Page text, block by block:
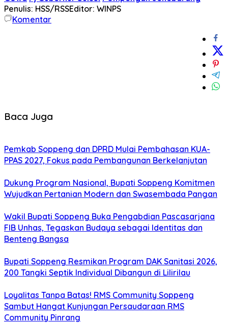
Penulis: HSS/RSSEditor: WINPS
Komentar
Baca Juga
Pemkab Soppeng dan DPRD Mulai Pembahasan KUA-
PPAS 2027, Fokus pada Pembangunan Berkelanjutan
Dukung Program Nasional, Bupati Soppeng Komitmen
Wujudkan Pertanian Modern dan Swasembada Pangan
Wakil Bupati Soppeng Buka Pengabdian Pascasarjana
FIB Unhas, Tegaskan Budaya sebagai Identitas dan
Benteng Bangsa
Bupati Soppeng Resmikan Program DAK Sanitasi 2026,
200 Tangki Septik Individual Dibangun di Lilirilau
Loyalitas Tanpa Batas! RMS Community Soppeng
Sambut Hangat Kunjungan Persaudaraan RMS
Community Pinrang